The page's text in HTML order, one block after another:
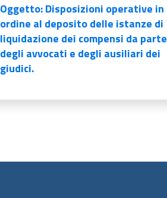
Oggetto: Disposizioni operative in
ordine al deposito delle istanze di
liquidazione dei compensi da parte
degli avvocati e degli ausiliari dei
giudici.